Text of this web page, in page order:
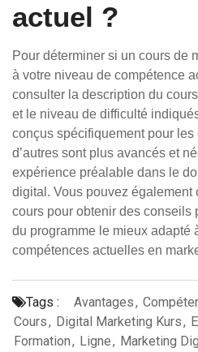
actuel ?
Pour déterminer si un cours de
à votre niveau de compétence
consulter la description du
et le niveau de difficulté
conçus spécifiquement pour
d’autres sont plus avancés et
expérience préalable dans le
digital. Vous pouvez également
cours pour obtenir des conseils
du programme le mieux adapté
compétences actuelles en
Tags : Avantages,
Cours, Digital Marketing Kurs,
Formation, Ligne, Marketing